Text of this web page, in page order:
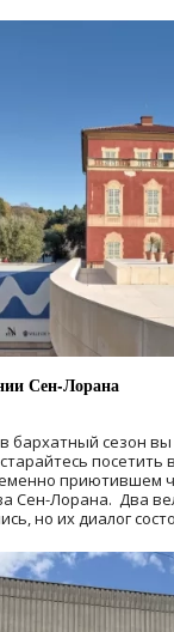
Сен-Лорана
бархатный сезон
посетить
приютившем
Сен-Лорана. Два
но их диалог